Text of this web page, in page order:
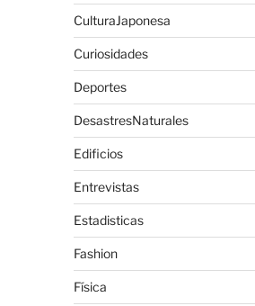
CulturaJaponesa
Curiosidades
Deportes
DesastresNaturales
Edificios
Entrevistas
Estadisticas
Fashion
Física